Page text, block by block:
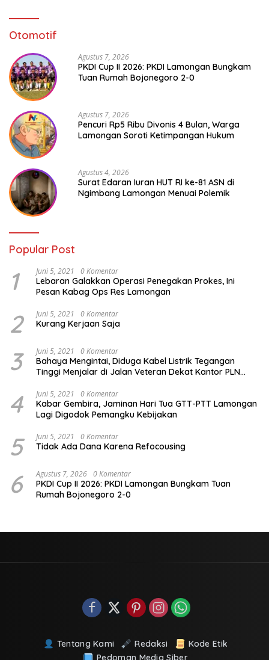
Otomotif
Agustus 7, 2026
PKDI Cup II 2026: PKDI Lamongan Bungkam
Tuan Rumah Bojonegoro 2-0
Agustus 7, 2026
Pencuri Rp5 Ribu Divonis 4 Bulan, Warga
Lamongan Soroti Ketimpangan Hukum
Agustus 4, 2026
Surat Edaran Iuran HUT RI ke-81 ASN di
Ngimbang Lamongan Menuai Polemik
Popular Post
1 Juni 5, 2021 0 Komentar
Lebaran Galakkan Operasi Penegakan Prokes, Ini
Pesan Kabag Ops Res Lamongan
2 Juni 5, 2021 0 Komentar
Kurang Kerjaan Saja
3 Juni 5, 2021 0 Komentar
Bahaya Mengintai, Diduga Kabel Listrik Tegangan
Tinggi Menjalar di Jalan Veteran Dekat Kantor PLN
4 Juni 5, 2021 0 Komentar
Kabar Gembira, Jaminan Hari Tua GTT-PTT Lamongan
Lagi Digodok Pemangku Kebijakan
5 Juni 5, 2021 0 Komentar
Tidak Ada Dana Karena Refocousing
6 Agustus 7, 2026 0 Komentar
PKDI Cup II 2026: PKDI Lamongan Bungkam Tuan
Rumah Bojonegoro 2-0
Tentang Kami Redaksi
Kode Etik
Pedoman Media Siber